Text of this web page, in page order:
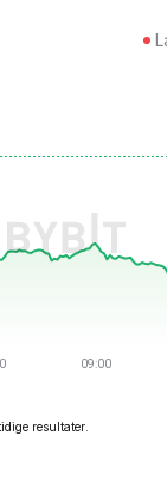
resultater.